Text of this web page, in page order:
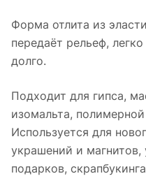
Форма отлита из
передаёт рельеф,
долго.
Подходит для гипса,
изомальта,
Используется для
украшений и
подарков,